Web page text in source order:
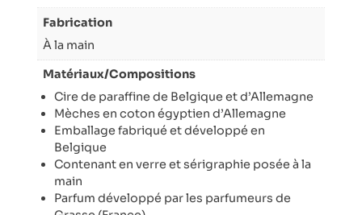
Fabrication
À la main
Matériaux/Compositions
Cire de paraffine de Belgique et d’Allemagne
Mèches en coton égyptien d’Allemagne
Emballage fabriqué et développé en
Belgique
Contenant en verre et sérigraphie posée à la
main
Parfum développé par les parfumeurs de